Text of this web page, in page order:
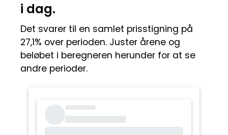
i dag.
Det svarer til en samlet prisstigning på
27,1% over perioden. Juster årene og
beløbet i beregneren herunder for at se
andre perioder.